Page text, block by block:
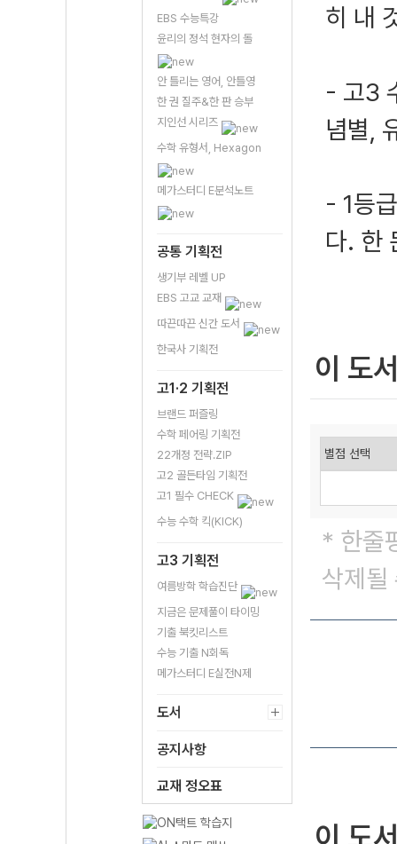
EBS 수능특강
윤리의 정석 현자의 돌
안 틀리는 영어, 안틀영
한 권 질주&한 판 승부
지인선 시리즈
수학 유형서, Hexagon
메가스터디 E분석노트
공통 기획전
생기부 레벨 UP
EBS 고교 교재
따끈따끈 신간 도서
한국사 기획전
고1·2 기획전
브랜드 퍼즐링
수학 페어링 기획전
22개정 전략.ZIP
고2 골든타임 기획전
고1 필수 CHECK
수능 수학 킥(KICK)
고3 기획전
여름방학 학습진단
지금은 문제풀이 타이밍
기출 북킷리스트
수능 기출 N회독
메가스터디 E실전N제
도서
공지사항
교재 정오표
히 내
- 고3
념별,
- 1등
다. 한
이 도
* 한줄
삭제될
이 도